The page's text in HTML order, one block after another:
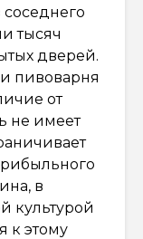
тысяч
дверей.
пивоварня
от
не имеет
в
культурой
к этому